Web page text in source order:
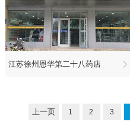
江苏徐州恩华第二十八药店
上一页 1 2 3